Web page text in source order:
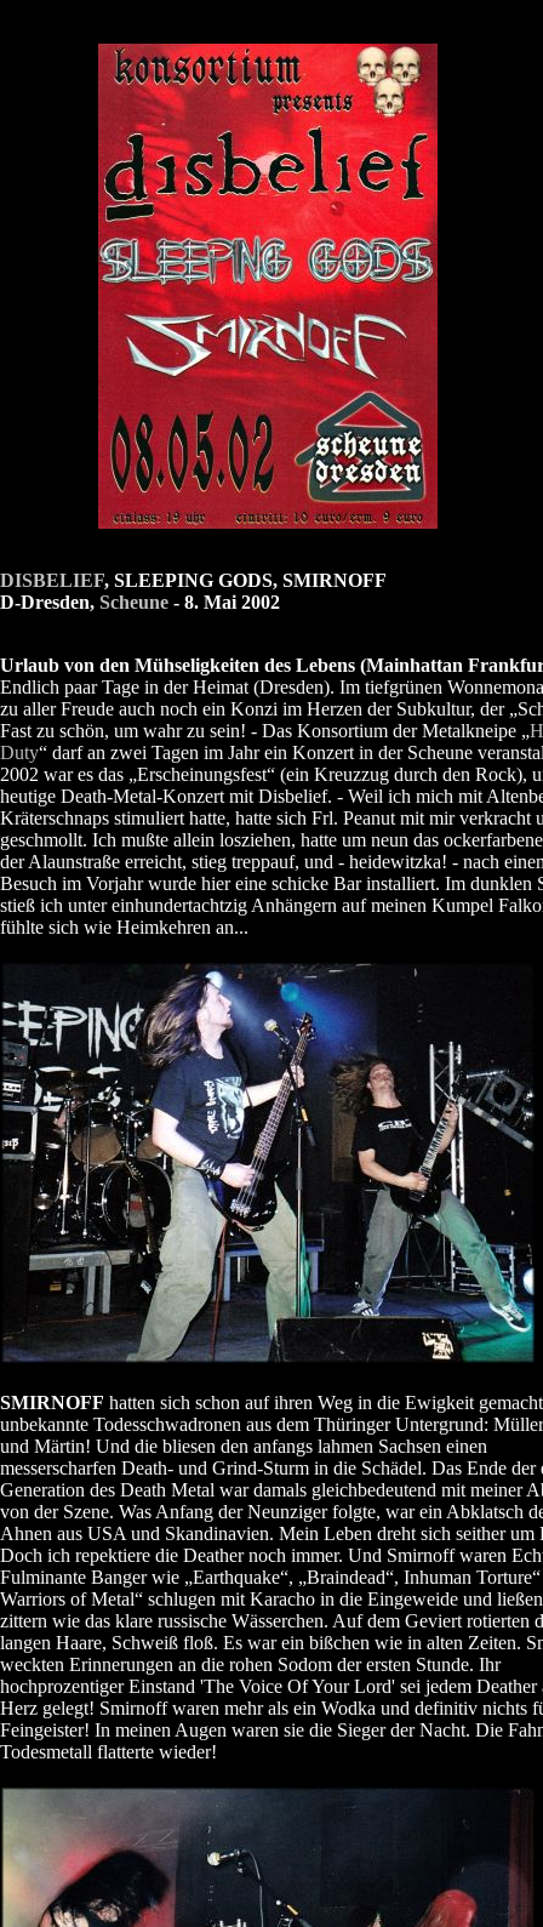
DISBELIEF, SLEEPING GODS, SMIRNOFF
D-Dresden, Scheune - 8. Mai 2002
Urlaub von den Mühseligkeiten des Lebens (Mainhattan
Endlich paar Tage in der Heimat (Dresden). Im tiefgrünen
zu aller Freude auch noch ein Konzi im Herzen der Subkultur, der
Fast zu schön, um wahr zu sein! - Das Konsortium der Metalkneipe „
Duty“ darf an zwei Tagen im Jahr ein Konzert in der Scheune
2002 war es das „Erscheinungsfest“ (ein Kreuzzug durch den Rock),
heutige Death-Metal-Konzert mit Disbelief. - Weil ich mich mit
Kräterschnaps stimuliert hatte, hatte sich Frl. Peanut mit mir verkracht
geschmollt. Ich mußte allein losziehen, hatte um neun das
der Alaunstraße erreicht, stieg treppauf, und - heidewitzka! - nach
Besuch im Vorjahr wurde hier eine schicke Bar installiert. Im dunklen
stieß ich unter einhundertachtzig Anhängern auf meinen Kumpel
fühlte sich wie Heimkehren an...
SMIRNOFF hatten sich schon auf ihren Weg in die Ewigkeit
unbekannte Todesschwadronen aus dem Thüringer Untergrund:
und Märtin! Und die bliesen den anfangs lahmen Sachsen einen
messerscharfen Death- und Grind-Sturm in die Schädel. Das Ende der
Generation des Death Metal war damals gleichbedeutend mit meiner
von der Szene. Was Anfang der Neunziger folgte, war ein Abklatsch
Ahnen aus USA und Skandinavien. Mein Leben dreht sich seither um
Doch ich repektiere die Deather noch immer. Und Smirnoff waren
Fulminante Banger wie „Earthquake“, „Braindead“, Inhuman
Warriors of Metal“ schlugen mit Karacho in die Eingeweide und
zittern wie das klare russische Wässerchen. Auf dem Geviert rotierten
langen Haare, Schweiß floß. Es war ein bißchen wie in alten Zeiten.
weckten Erinnerungen an die rohen Sodom der ersten Stunde. Ihr
hochprozentiger Einstand 'The Voice Of Your Lord' sei jedem Deather
Herz gelegt! Smirnoff waren mehr als ein Wodka und definitiv nichts
Feingeister! In meinen Augen waren sie die Sieger der Nacht. Die
Todesmetall flatterte wieder!